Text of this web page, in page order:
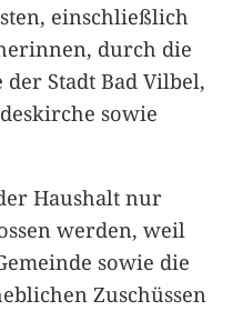
einschließlich
durch die
Stadt Bad Vilbel,
sowie
Haushalt nur
werden, weil
sowie die
Zuschüssen